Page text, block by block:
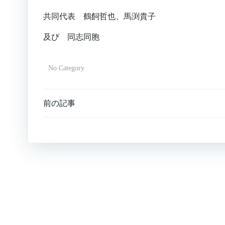
共同代表 鶴飼哲也、馬渕貴子
及び 同志同胞
No Category
Post
前の記事